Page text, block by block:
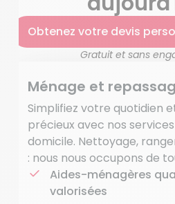
Obtenez votre devis
Gratuit et sans
Ménage et
Simplifiez votre quotidien
précieux avec nos
domicile. Nettoyage,
: nous nous occupons de
Aides-ménagères
valorisées